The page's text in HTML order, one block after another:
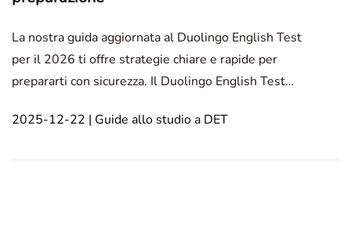
La nostra guida aggiornata al Duolingo English Test
per il 2026 ti offre strategie chiare e rapide per
prepararti con sicurezza. Il Duolingo English Test
preparazione. Oggi siamo entusiasti di annunciare il
2025-12-22 | Guide allo studio a DET